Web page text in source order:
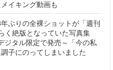
イキング動画も
ぶりの全裸ショットが「週刊
く絶版となっていた写真集
ジタル限定で発売～「今の私
子にのってしまいました